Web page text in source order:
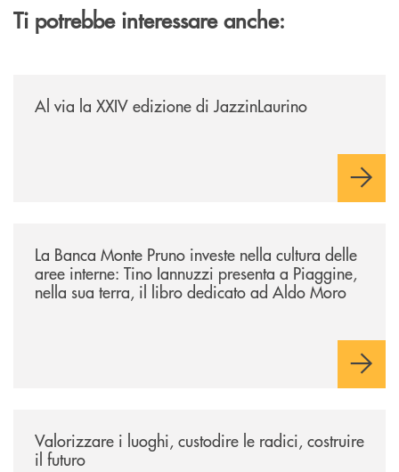
Ti potrebbe interessare anche:
Al via la XXIV edizione di JazzinLaurino
La Banca Monte Pruno investe nella cultura delle
aree interne: Tino Iannuzzi presenta a Piaggine,
nella sua terra, il libro dedicato ad Aldo Moro
Valorizzare i luoghi, custodire le radici, costruire
il futuro